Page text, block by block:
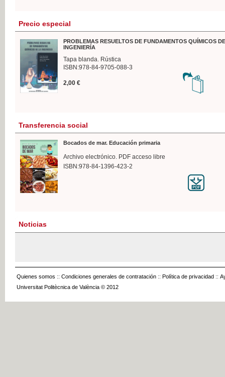
Precio especial
PROBLEMAS RESUELTOS DE FUNDAMENTOS QUÍMICOS
INGENIERÍA
Tapa blanda. Rústica
ISBN:978-84-9705-088-3
2,00 €
Transferencia social
Bocados de mar. Educación primaria
Archivo electrónico. PDF acceso libre
ISBN:978-84-1396-423-2
Noticias
Quienes somos :: Condiciones generales de contratación :: Política de privacidad ::
Universitat Politècnica de València © 2012